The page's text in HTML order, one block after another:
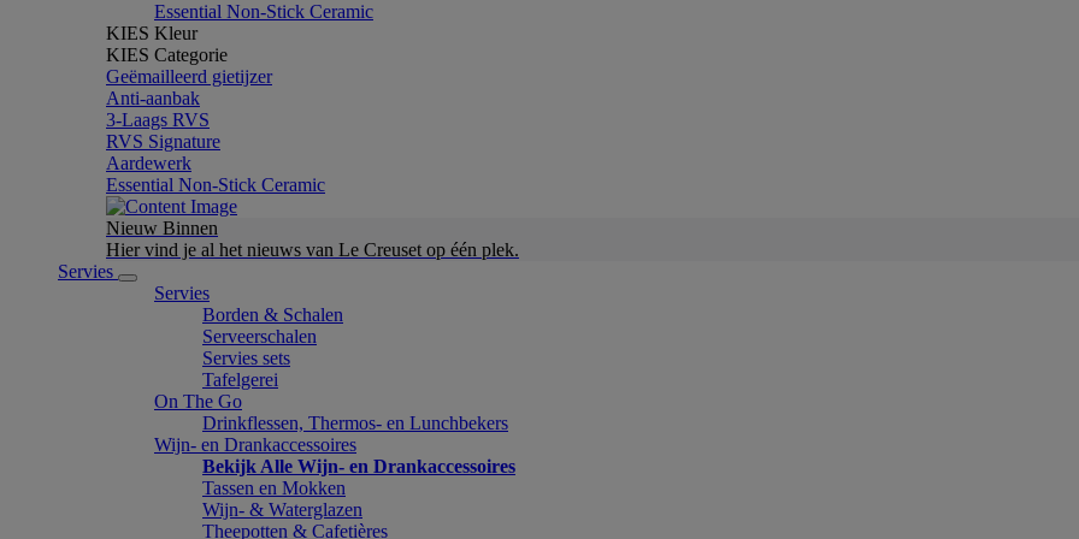
Essential Non-Stick Ceramic
KIES Kleur
KIES Categorie
Geëmailleerd gietijzer
Anti-aanbak
3-Laags RVS
RVS Signature
Aardewerk
Essential Non-Stick Ceramic
Nieuw Binnen
Hier vind je al het nieuws van Le Creuset op één plek.
Servies
Servies
Borden & Schalen
Serveerschalen
Servies sets
Tafelgerei
On The Go
Drinkflessen, Thermos- en Lunchbekers
Wijn- en Drankaccessoires
Bekijk Alle Wijn- en Drankaccessoires
Tassen en Mokken
Wijn- & Waterglazen
Theepotten & Cafetières